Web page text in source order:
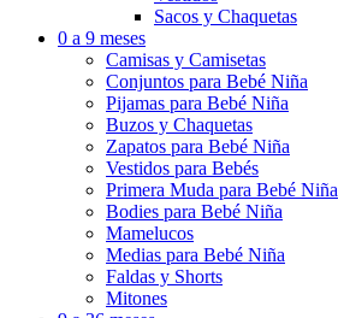
Sacos y Chaquetas
0 a 9 meses
Camisas y Camisetas
Conjuntos para Bebé Niña
Pijamas para Bebé Niña
Buzos y Chaquetas
Zapatos para Bebé Niña
Vestidos para Bebés
Primera Muda para Bebé Niña
Bodies para Bebé Niña
Mamelucos
Medias para Bebé Niña
Faldas y Shorts
Mitones